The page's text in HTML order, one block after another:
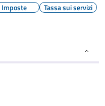
Imposte Tassa sui servizi